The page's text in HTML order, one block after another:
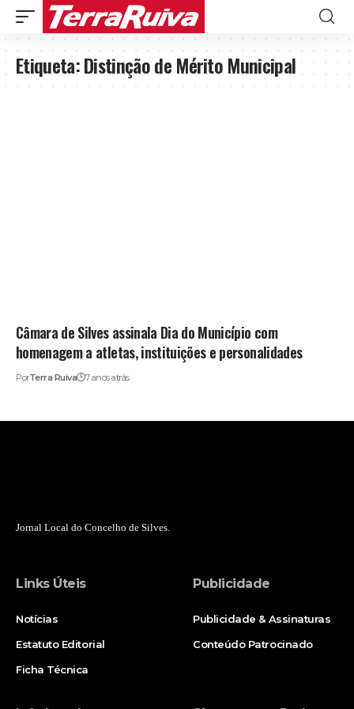
Etiqueta:Distinção de Mérito Municipal
Câmara de Silves assinala Dia do Município com
homenagem a atletas, instituições e personalidades
PorTerra Ruiva 7 anos atrás
Jornal Local do Concelho de Silves.
Links Úteis
Notícias
Estatuto Editorial
Ficha Técnica
Publicidade
Publicidade & Assinaturas
Conteúdo Patrocinado